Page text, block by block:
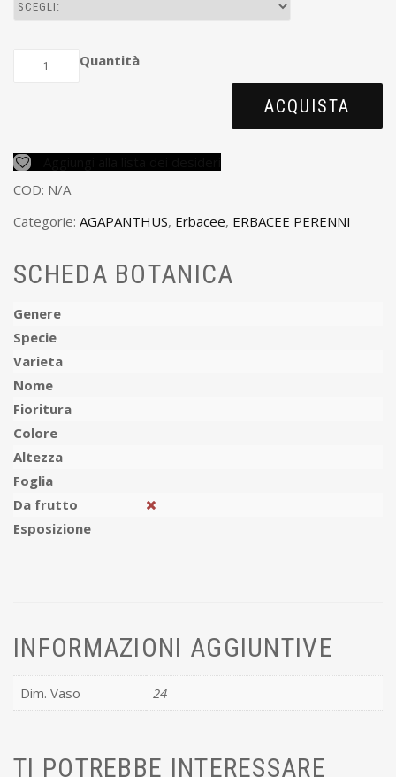
Quantità
ACQUISTA
COD: N/A
Categorie: AGAPANTHUS, Erbacee, ERBACEE PERENNI
SCHEDA BOTANICA
Genere
Specie
Varieta
Nome
Fioritura
Colore
Altezza
Foglia
Da frutto
Esposizione
INFORMAZIONI AGGIUNTIVE
Dim. Vaso 24
TI POTREBBE INTERESSARE